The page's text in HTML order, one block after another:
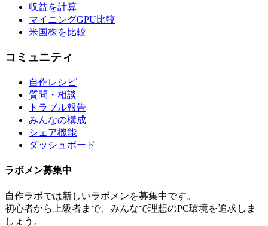
収益を計算
マイニングGPU比較
米国株を比較
コミュニティ
自作レシピ
質問・相談
トラブル報告
みんなの構成
シェア機能
ダッシュボード
ラボメン募集中
自作ラボでは新しいラボメンを募集中です。
初心者から上級者まで、みんなで理想のPC環境を追求しま
しょう。